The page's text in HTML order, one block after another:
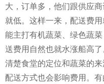
大，订单多，他们跟供应
就低。这样一来，配送费
能主打有机蔬菜、绿色蔬
送费用自然也就水涨船高
清楚食堂的定位和蔬菜的来
配送方式也会影响费用。